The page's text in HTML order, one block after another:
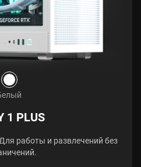
1 PLUS
работы и развлечений без